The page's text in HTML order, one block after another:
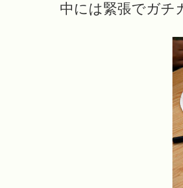
中には緊張でガチ